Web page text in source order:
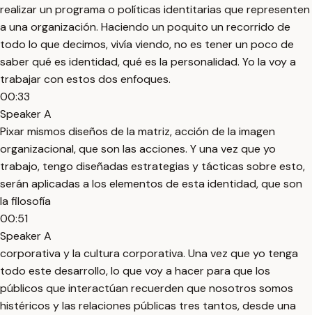
realizar un programa o políticas identitarias que representen
a una organización. Haciendo un poquito un recorrido de
todo lo que decimos, vivía viendo, no es tener un poco de
saber qué es identidad, qué es la personalidad. Yo la voy a
trabajar con estos dos enfoques.
00:33
Speaker A
Pixar mismos diseños de la matriz, acción de la imagen
organizacional, que son las acciones. Y una vez que yo
trabajo, tengo diseñadas estrategias y tácticas sobre esto,
serán aplicadas a los elementos de esta identidad, que son
la filosofía
00:51
Speaker A
corporativa y la cultura corporativa. Una vez que yo tenga
todo este desarrollo, lo que voy a hacer para que los
públicos que interactúan recuerden que nosotros somos
histéricos y las relaciones públicas tres tantos, desde una